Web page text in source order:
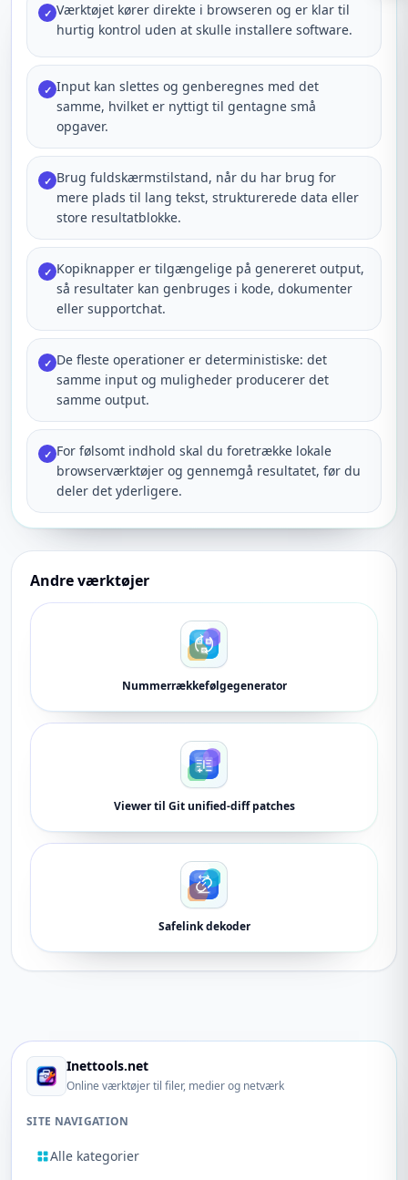
✓ Værktøjet kører direkte i browseren og er klar til
hurtig kontrol uden at skulle installere software.
✓ Input kan slettes og genberegnes med det
samme, hvilket er nyttigt til gentagne små
opgaver.
✓ Brug fuldskærmstilstand, når du har brug for
mere plads til lang tekst, strukturerede data eller
store resultatblokke.
✓ Kopiknapper er tilgængelige på genereret output,
så resultater kan genbruges i kode, dokumenter
eller supportchat.
✓ De fleste operationer er deterministiske: det
samme input og muligheder producerer det
samme output.
✓ For følsomt indhold skal du foretrække lokale
browserværktøjer og gennemgå resultatet, før du
deler det yderligere.
Andre værktøjer
Nummerrækkefølgegenerator
Viewer til Git unified-diff patches
Safelink dekoder
Inettools.net
Online værktøjer til filer, medier og netværk
SITE NAVIGATION
Alle kategorier